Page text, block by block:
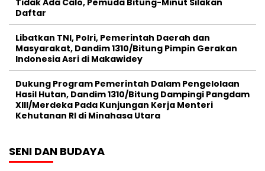
Tidak Ada Calo, Pemuda Bitung-Minut Silakan
Daftar
Libatkan TNI, Polri, Pemerintah Daerah dan
Masyarakat, Dandim 1310/Bitung Pimpin Gerakan
Indonesia Asri di Makawidey
Dukung Program Pemerintah Dalam Pengelolaan
Hasil Hutan, Dandim 1310/Bitung Dampingi Pangdam
XIII/Merdeka Pada Kunjungan Kerja Menteri
Kehutanan RI di Minahasa Utara
SENI DAN BUDAYA